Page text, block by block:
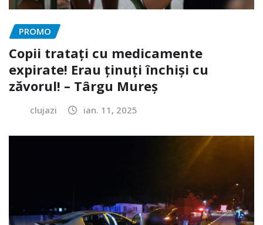
PROMO
Copii tratați cu medicamente
expirate! Erau ținuți închiși cu
zăvorul! – Târgu Mureș
clujazi ian. 11, 2025